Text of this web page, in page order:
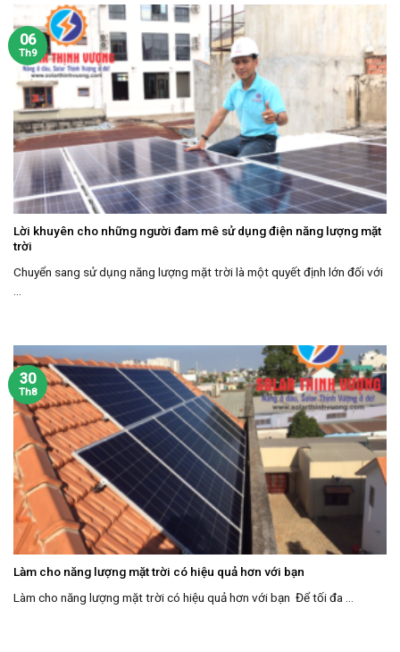
Lời khuyên cho những người đam mê sử dụng điện năng lượng mặt
trời
Chuyển sang sử dụng năng lượng mặt trời là một quyết định lớn đối với
06
Th9
Làm cho năng lượng mặt trời có hiệu quả hơn với bạn
Làm cho năng lượng mặt trời có hiệu quả hơn với bạn Để tối đa ...
30
Th8